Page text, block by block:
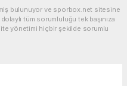
bulunuyor ve sporbox.net sitesine
tüm sorumluluğu tek başınıza
yönetimi hiçbir şekilde sorumlu